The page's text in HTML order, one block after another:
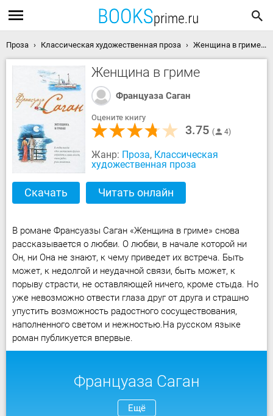
Проза Классическая художественная проза Женщина в гриме скачать книгу
Женщина в гриме
Француаза Саган
Оцените книгу
3.75 4
Жанр: Проза, Классическая
художественная проза
Скачать Читать онлайн
В романе Франсуазы Саган «Женщина в гриме» снова
рассказывается о любви. О любви, в начале которой ни
Он, ни Она не знают, к чему приведет их встреча. Быть
может, к недолгой и неудачной связи, быть может, к
порыву страсти, не оставляющей ничего, кроме стыда. Но
уже невозможно отвести глаза друг от друга и страшно
упустить возможность радостного сосуществования,
наполненного светом и нежностью.На русском языке
роман публикуется впервые.
Француаза Саган
Ещё